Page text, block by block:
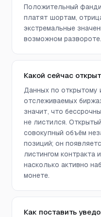
Положительный
платят шортам,
экстремальные
возможном развороте.
Какой сейчас
Данных по открытому
отслеживаемых
значит, что
не листился.
совокупный объём
позиций; он
листингом контракта
насколько активно
монете.
Как поставить